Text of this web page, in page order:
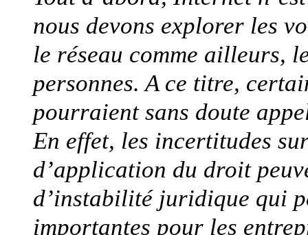
nous devons explorer les
le réseau comme ailleurs,
personnes. A ce titre,
pourraient sans doute
En effet, les incertitudes
d’application du droit
d’instabilité juridique qui
importantes pour les